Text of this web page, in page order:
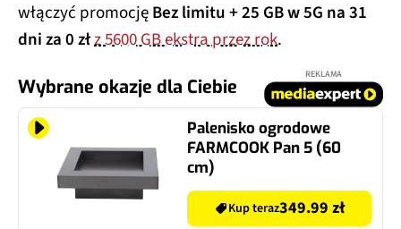
włączyć promocjęBez limitu + 25 GB w 5G na 31
dni za 0 złz 5600 GB ekstra przez rok.
Wybrane okazje dla Ciebie
REKLAMA
Palenisko ogrodowe
FARMCOOK Pan 5 (60
cm)
Kup teraz349.99 zł